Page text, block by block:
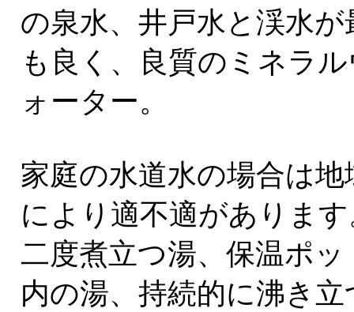
の泉水、井戸水と渓水が
も良く、良質のミネラ
ォーター。
家庭の水道水の場合は地
により適不適がありま
二度煮立つ湯、保温ポッ
内の湯、持続的に沸き立